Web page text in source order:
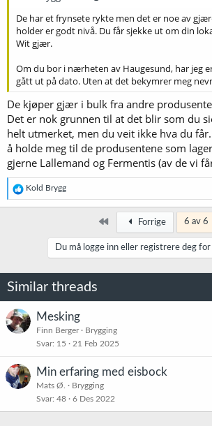
De har et frynsete rykte men det er noe av
holder er godt nivå. Du får sjekke ut om din
Wit gjær.
Om du bor i nærheten av Haugesund, har jeg
gått ut på dato. Uten at det bekymrer meg
De kjøper gjær i bulk fra andre
Det er nok grunnen til at det blir som du
helt utmerket, men du veit ikke hva du
å holde meg til de produsentene som
gjerne Lallemand og Fermentis (av de vi
R
e
a
r
Kold Brygg
Først Forrige 6 av 6
Du må logge inn eller registrere deg for
Similar threads
Mesking
Finn Berger
Brygging
Svar 15 21 Feb 2025
Min erfaring med eisbock
Mats Ø.
Brygging
Svar 48 6 Des 2022